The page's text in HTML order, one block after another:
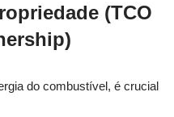
(TCO
do combustível, é crucial